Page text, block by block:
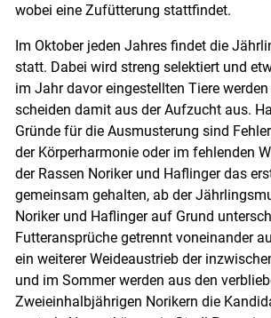
wobei eine Zufütterung stattfindet.
Im Oktober jeden Jahres findet die
statt. Dabei wird streng selektiert und
im Jahr davor eingestellten Tiere
scheiden damit aus der Aufzucht aus.
Gründe für die Ausmusterung sind
der Körperharmonie oder im fehlenden
der Rassen Noriker und Haflinger das
gemeinsam gehalten, ab der
Noriker und Haflinger auf Grund
Futteransprüche getrennt voneinander
ein weiterer Weideaustrieb der
und im Sommer werden aus den
Zweieinhalbjährigen Norikern die